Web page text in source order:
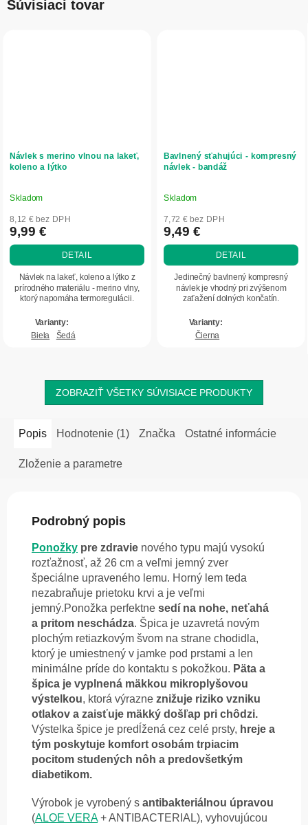
Súvisiaci tovar
Návlek s merino vlnou na lakeť,
koleno a lýtko
Priemerné
hodnotenie
produktu
je
4,5
5
hviezdičiek.
Skladom
8,12 € bez DPH
9,99 €
DETAIL
Návlek na lakeť, koleno a lýtko z
prírodného materiálu - merino vlny,
ktorý napomáha termoregulácii.
Biela Šedá
Bavlnený sťahujúci - kompresný
návlek - bandáž
Priemerné
hodnotenie
produktu
je
4,7
hviezdičiek.
Skladom
7,72 € bez DPH
9,49 €
DETAIL
Jedinečný bavlnený kompresný
návlek je vhodný pri zvýšenom
zaťažení dolných končatín.
Čierna
ZOBRAZIŤ VŠETKY SÚVISIACE PRODUKTY
Popis Hodnotenie (1) Značka Ostatné informácie
Zloženie a parametre
Podrobný popis
Ponožky pre zdravie nového typu majú vysokú
rozťažnosť, až 26 cm a veľmi jemný zver
špeciálne upraveného lemu. Horný lem teda
nezabraňuje prietoku krvi a je veľmi
jemný.Ponožka perfektne sedí na nohe, neťahá
a pritom neschádza. Špica je uzavretá novým
plochým retiazkovým švom na strane chodidla,
ktorý je umiestnený v jamke pod prstami a len
minimálne príde do kontaktu s pokožkou. Päta a
špica je vyplnená mäkkou mikroplyšovou
výstelkou, ktorá výrazne znižuje riziko vzniku
otlakov a zaisťuje mäkký došľap pri chôdzi.
Výstelka špice je predĺžená cez celé prsty, hreje a
tým poskytuje komfort osobám trpiacim
pocitom studených nôh a predovšetkým
diabetikom.
Výrobok je vyrobený s antibakteriálnou úpravou
(ALOE VERA+ ANTIBACTERIAL), vyhovujúcou